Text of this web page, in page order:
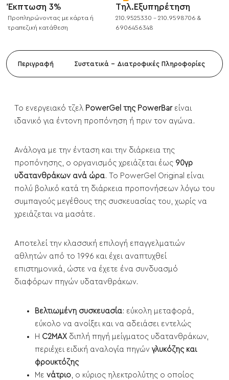
Έκπτωση 3%
Προπληρώνοντας με κάρτα ή
τραπεζική κατάθεση
Τηλ.Εξυπηρέτηση
210.9525330 - 210.9598706 &
6906456348
Περιγραφή Συστατικά - Διατροφικές Πληροφορίες
Το ενεργειακό τζελ PowerGel της PowerBarείναι
ιδανικό για έντονη προπόνηση ή πριν τον αγώνα.
Ανάλογα με την ένταση και την διάρκεια της
προπόνησης, ο οργανισμός χρειάζεται έως 90γρ
υδατανθράκων ανά ώρα. Το PowerGel Original είναι
πολύ βολικό κατά τη διάρκεια προπονήσεων λόγω του
συμπαγούς μεγέθους της συσκευασίας του, χωρίς να
χρειάζεται να μασάτε.
Αποτελεί την κλασσική επιλογή επαγγελματιών
αθλητών από το 1996 και έχει αναπτυχθεί
επιστημονικά, ώστε να έχετε ένα συνδυασμό
διαφόρων πηγών υδατανθράκων.
Βελτιωμένη συσκευασία: εύκολη μεταφορά,
εύκολο να ανοίξει και να αδειάσει εντελώς
Η C2MAX διπλή πηγή μείγματος υδατανθράκων,
περιέχει ειδική αναλογία πηγών γλυκόζης και
φρουκτόζης
Με νάτριο, ο κύριος ηλεκτρολύτης ο οποίος